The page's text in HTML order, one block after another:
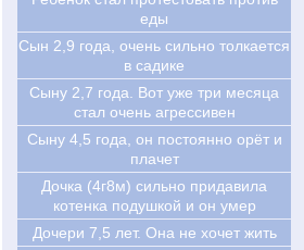
еды
Cын 2,9 года, очень сильно толкается
в садике
Cыну 2,7 года. Вот уже три месяца
стал очень агрессивен
Cыну 4,5 года, он постоянно орёт и
плачет
Дочка (4г8м) сильно придавила
котенка подушкой и он умер
Дочери 7,5 лет. Она не хочет жить